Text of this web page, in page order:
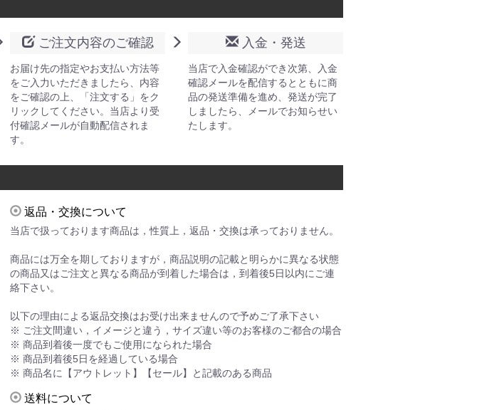
ご注文内容のご確認
お届け先の指定やお支払い方法等
をご入力いただきましたら、内容
をご確認の上、「注文する」をク
リックしてください。当店より受
付確認メールが自動配信されま
す。
入金・発送
当店で入金確認ができ次第、入金
確認メールを配信するとともに商
品の発送準備を進め、発送が完了
しましたら、メールでお知らせい
たします。
返品・交換について
当店で扱っております商品は，性質上，返品・交換は承っておりません。
商品には万全を期しておりますが，商品説明の記載と明らかに異なる状態
の商品又はご注文と異なる商品が到着した場合は，到着後5日以内にご連
絡下さい。
以下の理由による返品交換はお受け出来ませんので予めご了承下さい
※ ご注文間違い，イメージと違う，サイズ違い等のお客様のご都合の場合
※ 商品到着後一度でもご使用になられた場合
※ 商品到着後5日を経過している場合
※ 商品名に【アウトレット】【セール】と記載のある商品
送料について